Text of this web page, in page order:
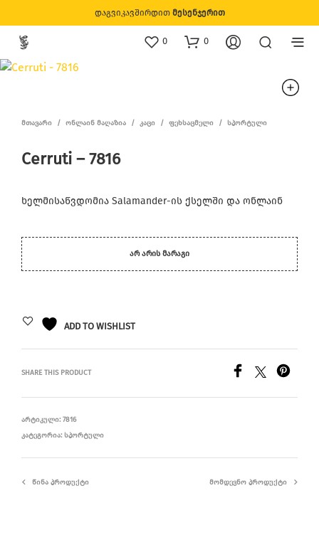
დაგვიკავშირდით მესენჯერით
0 0
ᲛᲗᲐᲕᲐᲠᲘ / ᲝᲜᲚᲐᲘᲜ ᲛᲐᲦᲐᲖᲘᲐ / ᲙᲐᲪᲘ / ᲤᲔᲮᲡᲐᲪᲛᲔᲚᲘ / ᲡᲞᲝᲠᲢᲣᲚᲘ
Cerruti – 7816
ხელმისაწვდომია Salamander-ის ქსელში და ონლაინ
ᲐᲠ ᲐᲠᲘᲡ ᲛᲐᲠᲐᲒᲘ
ADD TO WISHLIST
SHARE THIS PRODUCT
ᲐᲠᲢᲘᲙᲣᲚᲘ: 7816
ᲙᲐᲢᲔᲒᲝᲠᲘᲐ: ᲡᲞᲝᲠᲢᲣᲚᲘ
ᲬᲘᲜᲐ ᲞᲠᲝᲓᲣᲥᲢᲘ ᲛᲝᲛᲓᲔᲕᲜᲝ ᲞᲠᲝᲓᲣᲥᲢᲘ